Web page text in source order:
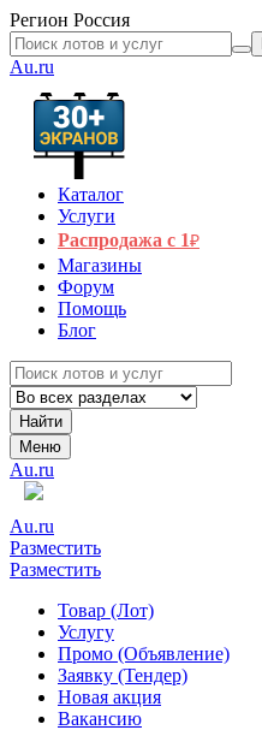
Регион Россия
Au.ru
Каталог
Услуги
Распродажа с 1₽
Магазины
Форум
Помощь
Блог
Найти
Меню
Au.ru
Au.ru
Разместить
Разместить
Товар (Лот)
Услугу
Промо (Объявление)
Заявку (Тендер)
Новая акция
Вакансию